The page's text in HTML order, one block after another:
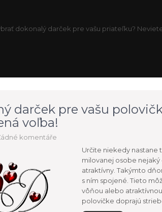
dokonalý darček pre vašu priateľku?
darček pre vašu
voľba!
komentáře
Určite niekedy nastane
milovanej osobe
atraktívny. Takýmto
s ním spojené. Tieto
vôňou alebo
polovičke doprajú